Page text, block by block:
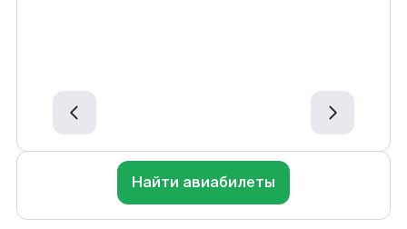
Найти авиабилеты